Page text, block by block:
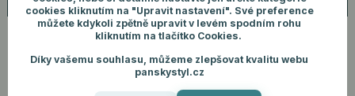
Úvod Pánské oblečení Košile
Pánská košile Ego Man Slim Fit – Navy
cookies kliknutím na "Upravit nastavení". Své preference
můžete kdykoli zpětně upravit v levém spodním rohu
kliknutím na tlačítko Cookies.
Díky vašemu souhlasu, můžeme zlepšovat kvalitu webu
panskystyl.cz